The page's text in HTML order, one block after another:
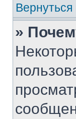
Вернуться
»